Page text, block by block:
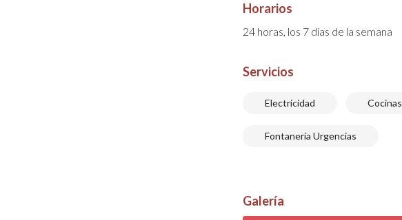
Horarios
24 horas, los 7 días de la semana
Servicios
Electricidad Cocinas
Fontanería Urgencias
Galería